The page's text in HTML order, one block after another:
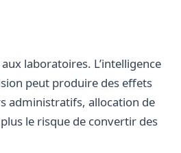
laboratoires. L’intelligence
peut produire des effets
administratifs, allocation de
le risque de convertir des